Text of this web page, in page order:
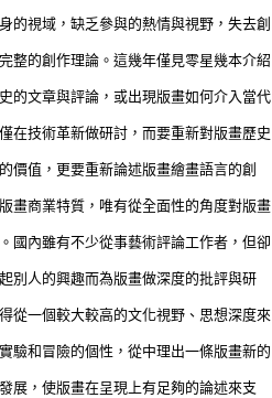
的視域，缺乏參與的熱情與視野，失去創
整的創作理論。這幾年僅見零星幾本介紹
的文章與評論，或出現版畫如何介入當代
在技術革新做研討，而要重新對版畫歷史
價值，更要重新論述版畫繪畫語言的創
畫商業特質，唯有從全面性的角度對版畫
國內雖有不少從事藝術評論工作者，但卻
別人的興趣而為版畫做深度的批評與研
從一個較大較高的文化視野、思想深度來
驗和冒險的個性，從中理出一條版畫新的
展，使版畫在呈現上有足夠的論述來支